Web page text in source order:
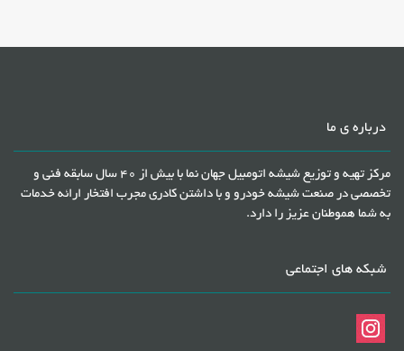
درباره ی ما
مرکز تهیه و توزیع شیشه اتومبیل جهان نما با بیش از 40 سال سابقه فنی و
تخصصی در صنعت شیشه خودرو و با داشتن کادری مجرب افتخار ارائه خدمات
به شما هموطنان عزیز را دارد.
شبکه های اجتماعی